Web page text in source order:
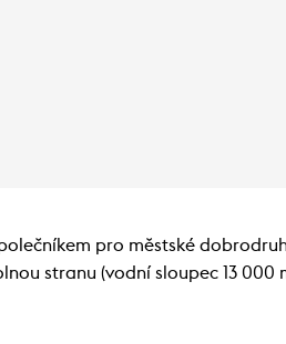
pro městské
stranu (vodní sloupec 13